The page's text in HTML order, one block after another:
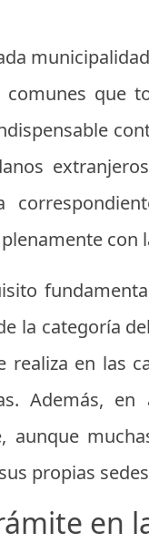
comunes que
la categoría
realiza en las
Además,
aunque
propias
en